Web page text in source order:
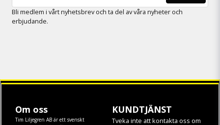
Bli medlem i vårt nyhetsbrev och ta del av våra nyheter och
erbjudande.
Om oss
Tim Liljegren AB är ett svenskt
KUNDTJÄNST
Tveka inte att kontakta oss om